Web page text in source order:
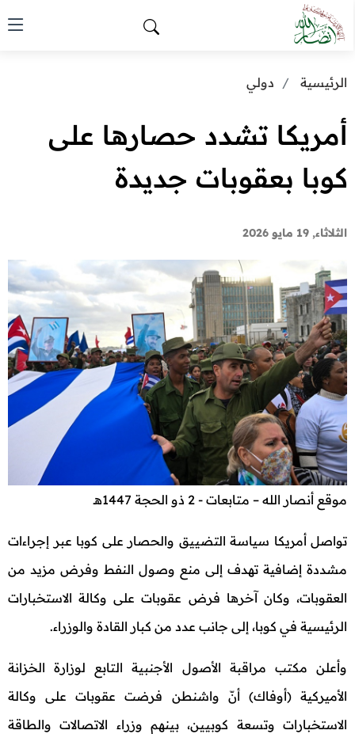
الرئيسية دولي
أمريكا تشدد حصارها على
كوبا بعقوبات جديدة
الثلاثاء, 19 مايو 2026
موقع أنصار الله – متابعات - 2 ذو الحجة 1447هـ
تواصل أمريكا سياسة التضييق والحصار على كوبا عبر إجراءات
مشددة إضافية تهدف إلى منع وصول النفط وفرض مزيد من
العقوبات، وكان آخرها فرض عقوبات على وكالة الاستخبارات
الرئيسية في كوبا، إلى جانب عدد من كبار القادة والوزراء.
وأعلن مكتب مراقبة الأصول الأجنبية التابع لوزارة الخزانة
الأميركية (أوفاك) أنّ واشنطن فرضت عقوبات على وكالة
الاستخبارات وتسعة كوبيين، بينهم وزراء الاتصالات والطاقة